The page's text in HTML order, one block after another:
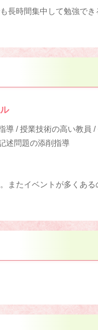
長時間集中して勉強でき
導 / 授業技術の高い教員 /
述問題の添削指導
またイベントが多くある